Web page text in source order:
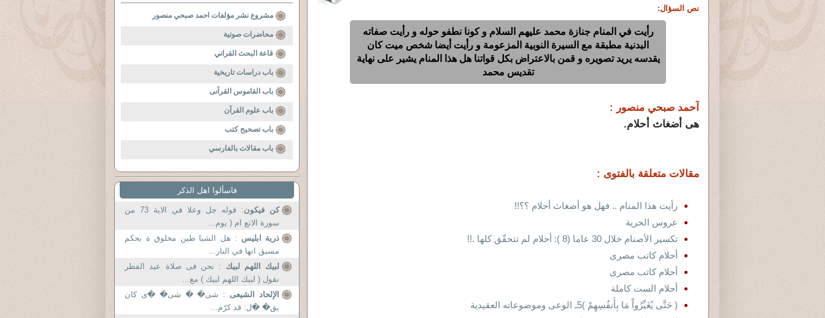
نص السؤال:
رأيت في المنام جنازة محمد عليهم السلام و كونا نطفو حوله و رأيت صفاته
البدنية مطبقة مع السيرة النوبية المزعومة و رأيت أيضا شخص ميت كان
يقدسه يريد تصويره و قمن بالاعتراض بكل قواتنا هل هذا المنام يشير على نهاية
تقديس محمد
آحمد صبحي منصور :
هى أضغاث أحلام.
مقالات متعلقة بالفتوى :
رأيت هذا المنام .. فهل هو أضغاث أحلام ؟؟!!
عروس الحرية
تكسير الأصنام خلال 30 عاما (8 ): أحلام لم تتحقّق كلها .!!
أحلام كاتب مصرى
أحلام كاتب مصرى
أحلام الست كاملة
( حَتَّى يُغَيِّرُواْ مَا بِأَنفُسِهِمْ )5ـ الوعى وموضوعاته العقيدية
مشروع نشر مؤلفات احمد صبحي منصور
محاضرات صوتية
قاعة البحث القراني
باب دراسات تاريخية
باب القاموس القرآنى
باب علوم القرآن
باب تصحيح كتب
باب مقالات بالفارسي
فاسألوا اهل الذكر
كن فيكون
: قوله جل وعلا في الاية 73 من
سورة الانع ام ( يوم...
ذرية ابليس : هل الشيا طين مخلوق ة بحكم
مسبق انها في النار...
لبيك اللهم لبيك : نحن فى صلاة عيد الفطر
نقول ( لبيك اللهم لبيك ) مع...
الإلحاد الشيعى : شی� � شی� �ی کان
یق� �ل: قد کرّم...